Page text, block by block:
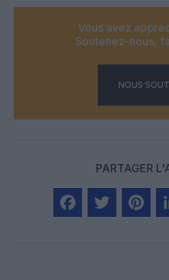
Vous avez
Soutenez-nous,
NOUS
PARTAGER